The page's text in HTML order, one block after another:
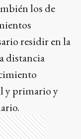
los de
residir en la
distancia
y primario y